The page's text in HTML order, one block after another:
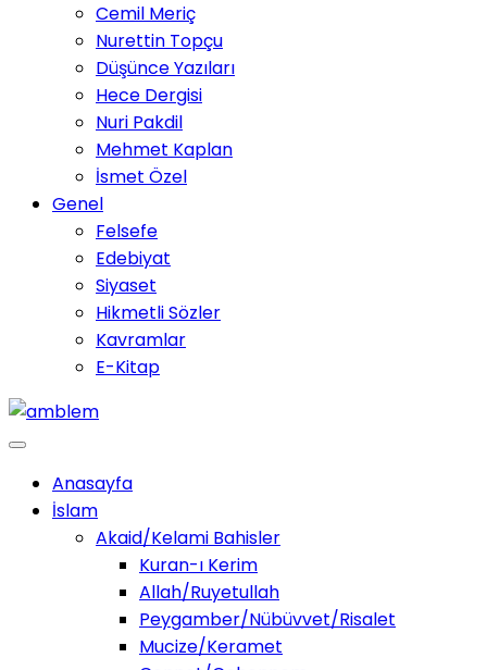
Cemil Meriç
Nurettin Topçu
Düşünce Yazıları
Hece Dergisi
Nuri Pakdil
Mehmet Kaplan
İsmet Özel
Genel
Felsefe
Edebiyat
Siyaset
Hikmetli Sözler
Kavramlar
E-Kitap
Anasayfa
İslam
Akaid/Kelami Bahisler
Kuran-ı Kerim
Allah/Ruyetullah
Peygamber/Nübüvvet/Risalet
Mucize/Keramet